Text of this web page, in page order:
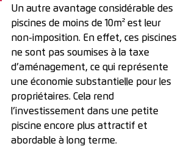
Un autre avantage considérable des
piscines de moins de 10m² est leur
non-imposition. En effet, ces piscines
ne sont pas soumises à la taxe
d’aménagement, ce qui représente
une économie substantielle pour les
propriétaires. Cela rend
l’investissement dans une petite
piscine encore plus attractif et
abordable à long terme.